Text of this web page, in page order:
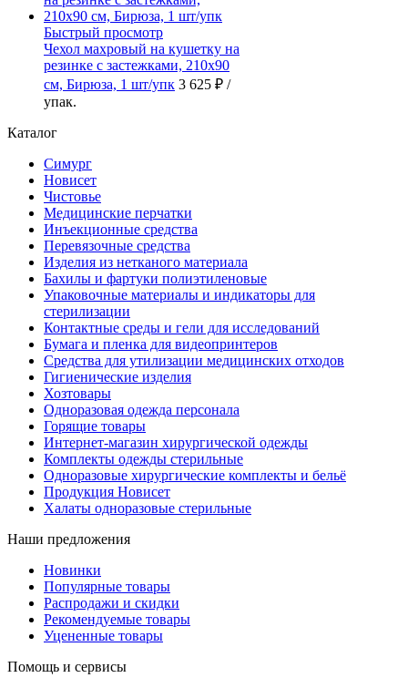
Быстрый просмотр
Чехол махровый на кушетку на
резинке с застежками, 210х90
см, Бирюза, 1 шт/упк 3 625 ₽ /
упак.
Каталог
Симург
Новисет
Чистовье
Медицинские перчатки
Инъекционные средства
Перевязочные средства
Изделия из нетканого материала
Бахилы и фартуки полиэтиленовые
Упаковочные материалы и индикаторы для
стерилизации
Контактные среды и гели для исследований
Бумага и пленка для видеопринтеров
Средства для утилизации медицинских отходов
Гигиенические изделия
Хозтовары
Одноразовая одежда персонала
Горящие товары
Интернет-магазин хирургической одежды
Комплекты одежды стерильные
Одноразовые хирургические комплекты и бельё
Продукция Новисет
Халаты одноразовые стерильные
Наши предложения
Новинки
Популярные товары
Распродажи и скидки
Рекомендуемые товары
Уцененные товары
Помощь и сервисы